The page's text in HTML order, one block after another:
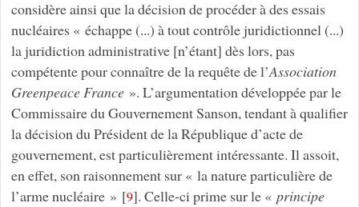
considère ainsi que la décision de procéder à des essais
nucléaires « échappe (...) à tout contrôle juridictionnel (...)
la juridiction administrative [n’étant] dès lors, pas
compétente pour connaître de la requête de l’Association
Greenpeace France». L’argumentation développée par le
Commissaire du Gouvernement Sanson, tendant à qualifier
la décision du Président de la République d’acte de
gouvernement, est particulièrement intéressante. Il assoit,
en effet, son raisonnement sur « la nature particulière de
l’arme nucléaire » [9]. Celle-ci prime sur le « principe